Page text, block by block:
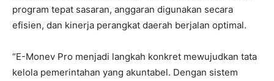
program tepat sasaran, anggaran digunakan secara
efisien, dan kinerja perangkat daerah berjalan optimal.
“E-Monev Pro menjadi langkah konkret mewujudkan tata
kelola pemerintahan yang akuntabel. Dengan sistem